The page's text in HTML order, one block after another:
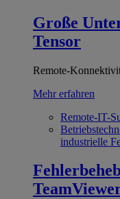
Große
Tensor
Remote-
Mehr erfahren
Remote-IT-
industrielle